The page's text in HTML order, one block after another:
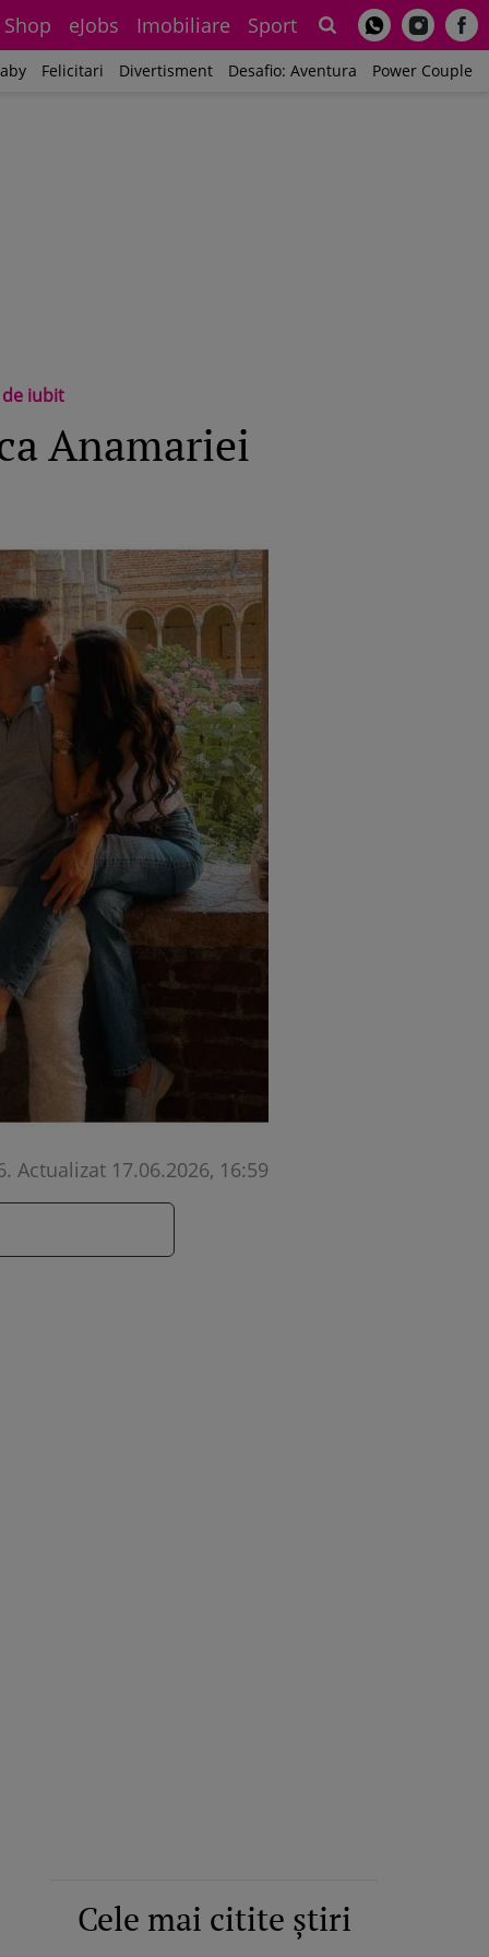
Shop eJobs Imobiliare Sport
Felicitari Divertisment Desafio: Aventura Power Couple
iubit
Anamariei
. Actualizat 17.06.2026, 16:59
Cele mai citite știri